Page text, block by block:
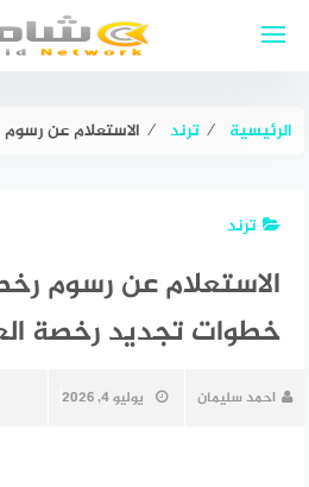
الرئيسية ⁄ ترند ⁄ الاستعلام عن رسوم
ترند
الاستعلام عن رسوم
خطوات تجديد رخصة
احمد سليمان يوليو 4, 2026